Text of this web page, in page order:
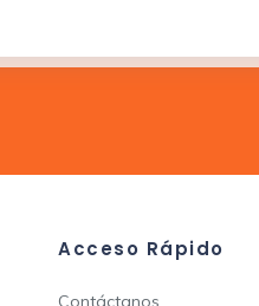
Acceso Rápido
Contáctanos